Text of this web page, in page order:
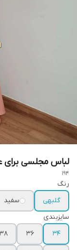
لباس مجلسی برای
194
رنگ
گلبهی
سفید
سایزبندی
۳۴
۳۶ ۳۸